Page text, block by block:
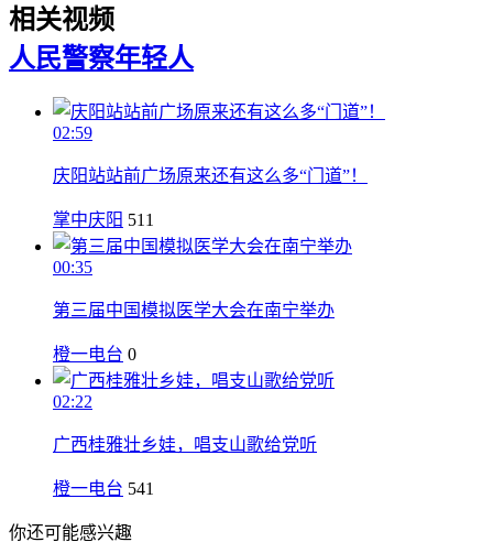
相关视频
人民警察年轻人
02:59
庆阳站站前广场原来还有这么多“门道”！
掌中庆阳 511
00:35
第三届中国模拟医学大会在南宁举办
橙一电台 0
02:22
广西桂雅壮乡娃，唱支山歌给党听
橙一电台 541
你还可能感兴趣